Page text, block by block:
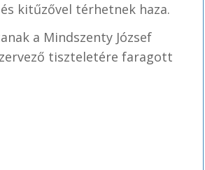
kitűzővel térhetnek haza.
a Mindszenty József
tiszteletére faragott